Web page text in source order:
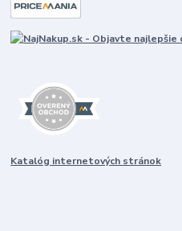
Katalóg internetových stránok